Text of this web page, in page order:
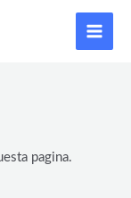
pagina.